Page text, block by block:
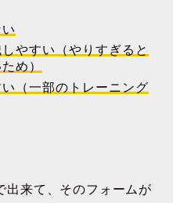
やすい（やりすぎると
め）
（一部のトレーニング
出来て、そのフォームが